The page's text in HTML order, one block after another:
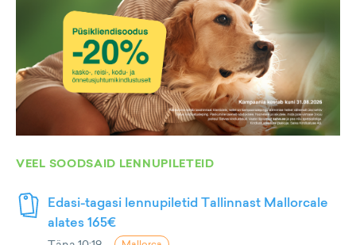
VEEL SOODSAID LENNUPILETEID
Edasi-tagasi lennupiletid Tallinnast Mallorcale
alates 165€